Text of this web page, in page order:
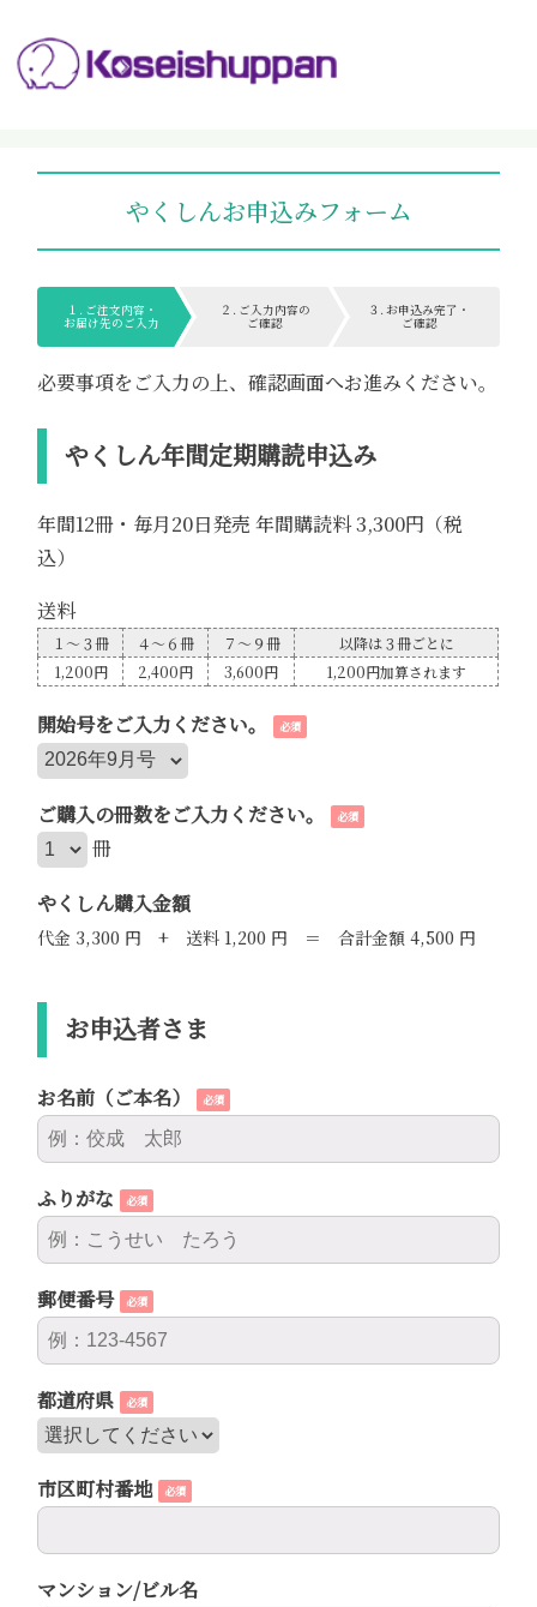
やくしんお申込みフォーム
１. ご注文内容・
お届け先のご入力
２. ご入力内容の
ご確認
３. お申込み完了・
ご確認
必要事項をご入力の上、確認画面へお進みください。
やくしん年間定期購読申込み
年間12冊・毎月20日発売 年間購読料 3,300円（税
込）
送料
１～３冊 ４～６冊 ７～９冊
以降は３冊ごとに
1,200円
2,400円 3,600円 1,200円加算されます
開始号をご入力ください。 必須
ご購入の冊数をご入力ください。 必須
冊
やくしん購入金額
代金 3,300 円 + 送料 1,200 円 ＝ 合計金額 4,500 円
お申込者さま
お名前（ご本名） 必須
ふりがな 必須
郵便番号 必須
都道府県 必須
市区町村番地 必須
マンション/ビル名